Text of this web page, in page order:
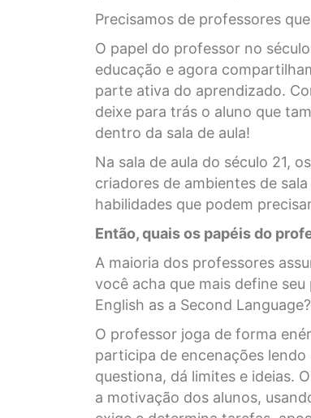
Precisamos de professores
O papel do professor no
educação e agora
parte ativa do aprendizado.
deixe para trás o aluno que
dentro da sala de aula!
Na sala de aula do século 21,
criadores de ambientes de
habilidades que podem
Então, quais os papéis do
A maioria dos professores
você acha que mais define seu
English as a Second Language?
O professor joga de forma
participa de encenações
questiona, dá limites e ideias.
a motivação dos alunos,